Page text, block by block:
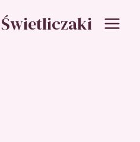
Świetliczaki